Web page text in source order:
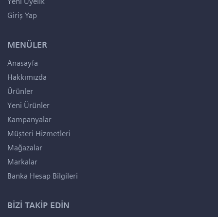
Giriş Yap
MENÜLER
Anasayfa
Hakkımızda
Ürünler
Yeni Ürünler
Kampanyalar
Müşteri Hizmetleri
Mağazalar
Markalar
Banka Hesap Bilgileri
BİZİ TAKİP EDİN